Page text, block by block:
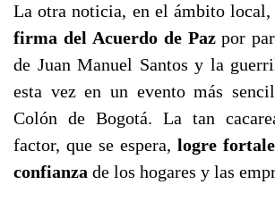
La otra noticia, en el ámbito local,
firma del Acuerdo de Pazpor
de Juan Manuel Santos y la
esta vez en un evento más
Colón de Bogotá. La tan
factor, que se espera, logre
confianza de los hogares y las